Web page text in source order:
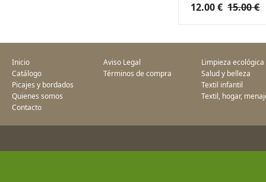
12.00 €15.00 €
Inicio
Catálogo
Picajes y bordados
Quienes somos
Contacto
Aviso Legal
Términos de compra
Limpieza ecológica
Salud y belleza
Textil infantil
Textil, hogar,